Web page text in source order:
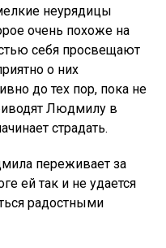
неурядицы
очень похоже на
себя просвещают
о них
до тех пор, пока не
Людмилу в
страдать.
переживает за
ей так и не удается
радостными